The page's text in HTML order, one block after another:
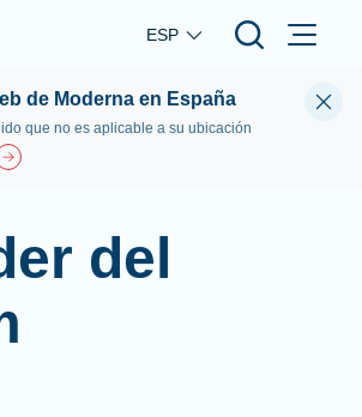
Skip to main content
ESP
de Moderna en España
que no es aplicable a su ubicación
del